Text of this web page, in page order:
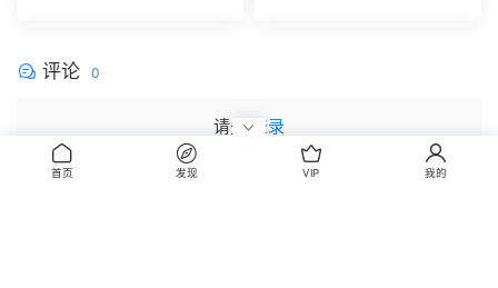
LV2晶钻移门腰线系列
评论
首页 发现 VIP 我的